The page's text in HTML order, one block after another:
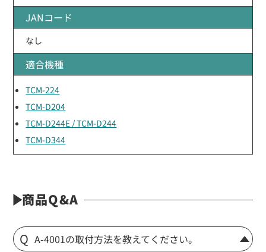
JANコード
なし
適合機種
TCM-224
TCM-D204
TCM-D244E / TCM-D244
TCM-D344
商品Q&A
A-4001の取付方法を教えてください。